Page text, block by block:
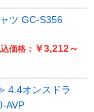
価格： ￥3,212～
ツ GC-S356
4.4オンスドラ
AVP